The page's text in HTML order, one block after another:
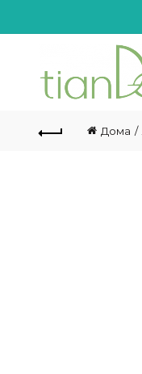
Дома